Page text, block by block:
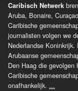
Caribisch Netwerk
Aruba, Bonaire,
Caribische
journalisten volgen we
Nederlandse
Arubaanse
Den Haag die
Caribische
onafhankelijk. ...